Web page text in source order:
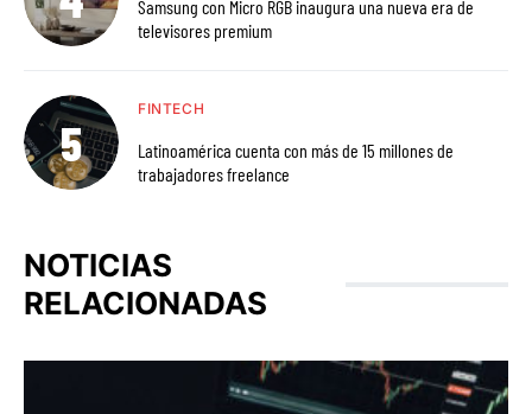
Samsung con Micro RGB inaugura una nueva era de
televisores premium
FINTECH
Latinoamérica cuenta con más de 15 millones de
trabajadores freelance
NOTICIAS
RELACIONADAS